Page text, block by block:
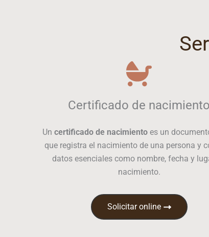
Certificado de nacimiento
Un certificado de nacimientoes un
que registra el nacimiento de una persona y
datos esenciales como nombre, fecha y
nacimiento.
Solicitar online